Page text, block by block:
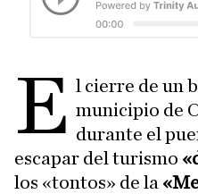
E l cierre de un
municipio de
durante el
escapar del turismo
los «tontos» de la